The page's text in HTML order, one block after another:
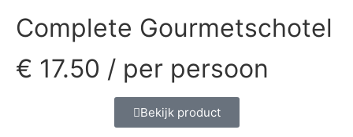
Complete Gourmetschotel
€ 17.50 / per persoon
Bekijk product